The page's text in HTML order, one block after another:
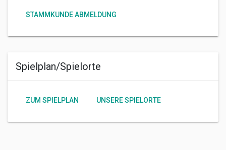
STAMMKUNDE ABMELDUNG
Spielplan/Spielorte
ZUM SPIELPLAN UNSERE SPIELORTE